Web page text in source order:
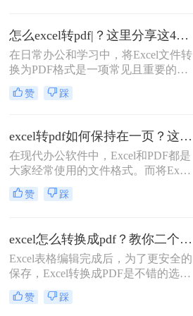
xlsx怎么转换成pdf呢？下面，我们将
详细介绍几种将XLSX文件转换为
PDF的有效方法，无论你是在办公室
赖在线工具，都能找到适合自己的解
怎么excel转pdf|？这里分享这4种操作方法！
在日常办公和学习中，将Excel文件转
换为PDF格式是一项常见且重要的任
务。PDF格式因其跨平台性、格式稳
定性和安全性，成为了分享和保存电
pdf呢？本文将详细介绍几种将Excel
文件转换成PDF的方法，帮助您轻松
完成转换。
赞 踩
excel转pdf如何保持在一页？这四种方法，从此再也不用分页困扰你！
在现代办公软件中，Excel和PDF都是
大家经常使用的文件格式。而将Excel
文件转换为PDF文件在很多时候是必
需的，尤其是需要共享给他人或打印
文件可能会出现分页问题，导致打印
或阅读时不够方便。那么，excel转pdf
如何保持在一页呢？下面将介绍四种
方法供大家参考。
赞 踩
excel怎么转换成pdf？教你二个方法轻松对应！
Excel表格编辑完成后，为了更安全的
保存，Excel转换成PDF是不错的选
择，excel怎么转换成pdf？对表格文件
进行转换，保存成PDF的形式，可以
赞 踩